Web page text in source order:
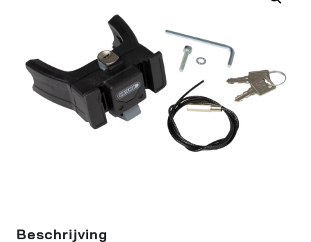
Beschrijving